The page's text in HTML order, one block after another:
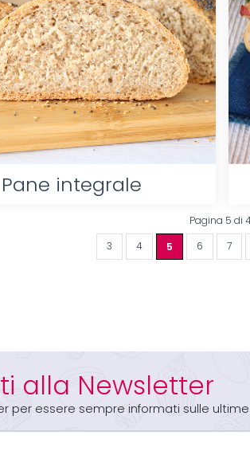
Pane integrale
Pagina 5 di
3 4 5 6 7
alla Newsletter
per essere sempre informati sulle